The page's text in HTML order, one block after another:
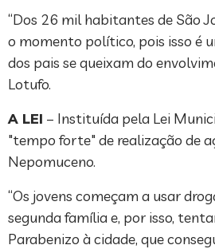
“Dos 26 mil habitantes de São
o momento político, pois isso é
dos pais se queixam do
Lotufo.
A LEI – Instituída pela Lei
"tempo forte" de realização de
Nepomuceno.
“Os jovens começam a usar
segunda família e, por isso,
Parabenizo à cidade, que